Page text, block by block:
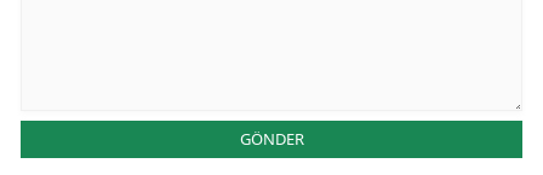
GÖNDER